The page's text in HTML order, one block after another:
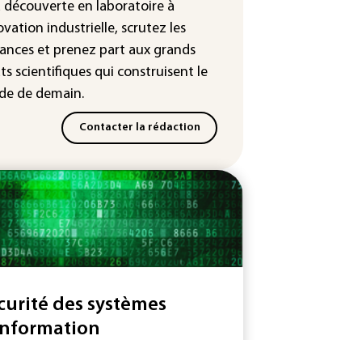
dans les prochains jours en
découverte en laboratoire à
industrielle, scrutez les
et prenez part aux grands
scientifiques qui construisent le
de demain.
Contacter la rédaction
des systèmes